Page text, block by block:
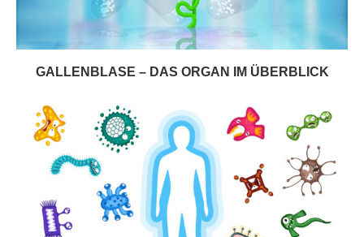
GALLENBLASE – DAS ORGAN IM ÜBERBLICK